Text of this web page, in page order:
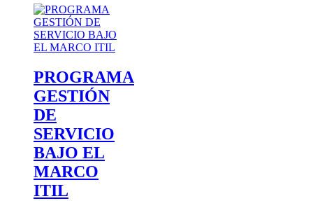
PROGRAMA
GESTIÓN
DE
SERVICIO
BAJO EL
MARCO
ITIL